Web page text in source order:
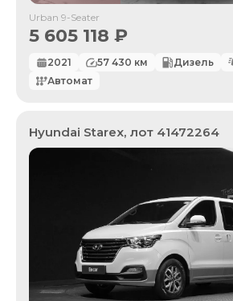
Urban 9-Seater
5 605 118 ₽
2021 57 430 км Дизель
Автомат
Hyundai Starex, лот 41472264